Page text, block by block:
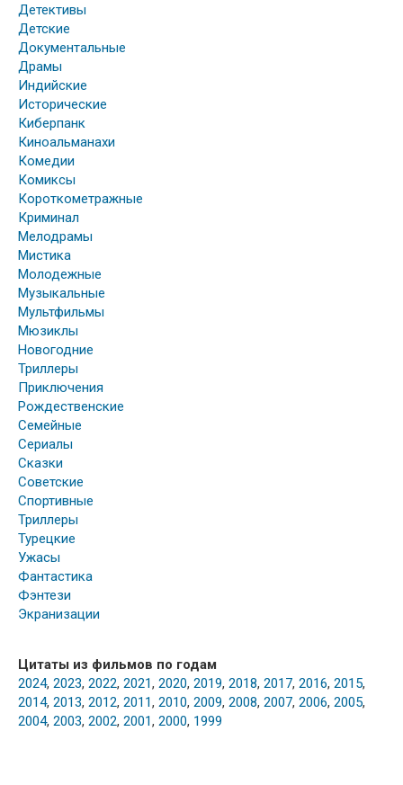
Детективы
Детские
Документальные
Драмы
Индийские
Исторические
Киберпанк
Киноальманахи
Комедии
Комиксы
Короткометражные
Криминал
Мелодрамы
Мистика
Молодежные
Музыкальные
Мультфильмы
Мюзиклы
Новогодние
Триллеры
Приключения
Рождественские
Семейные
Сериалы
Сказки
Советские
Спортивные
Триллеры
Турецкие
Ужасы
Фантастика
Фэнтези
Экранизации
Цитаты из фильмов по годам
2024, 2023, 2022, 2021, 2020, 2019, 2018, 2017, 2016, 2015,
2014, 2013, 2012, 2011, 2010, 2009, 2008, 2007, 2006, 2005,
2004, 2003, 2002, 2001, 2000, 1999